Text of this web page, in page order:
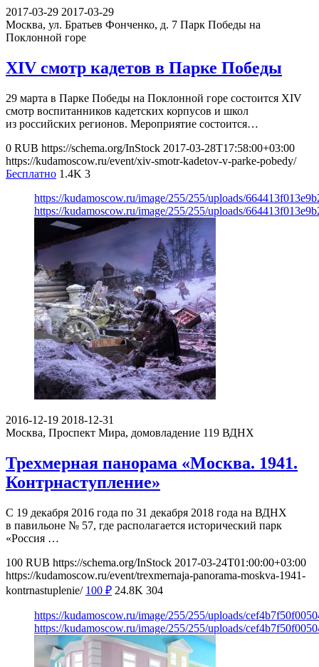
2017-03-29 2017-03-29
Москва, ул. Братьев Фонченко, д. 7 Парк Победы на
Поклонной горе
XIV смотр кадетов в Парке Победы
29 марта в Парке Победы на Поклонной горе состоится XIV
смотр воспитанников кадетских корпусов и школ
из российских регионов. Мероприятие состоится…
0 RUB https://schema.org/InStock 2017-03-28T17:58:00+03:00
https://kudamoscow.ru/event/xiv-smotr-kadetov-v-parke-pobedy/
Бесплатно 1.4K 3
https://kudamoscow.ru/image/255/255/uploads/
https://kudamoscow.ru/image/255/255/uploads/
2016-12-19 2018-12-31
Москва, Проспект Мира, домовладение 119 ВДНХ
Трехмерная панорама «Москва. 1941.
Контрнаступление»
С 19 декабря 2016 года по 31 декабря 2018 года на ВДНХ
в павильоне № 57, где располагается исторический парк
«Россия …
100 RUB https://schema.org/InStock 2017-03-24T01:00:00+03:00
https://kudamoscow.ru/event/trexmernaja-panorama-moskva-1941-
kontrnastuplenie/ 100 ₽ 24.8K 304
https://kudamoscow.ru/image/255/255/uploads/
https://kudamoscow.ru/image/255/255/uploads/